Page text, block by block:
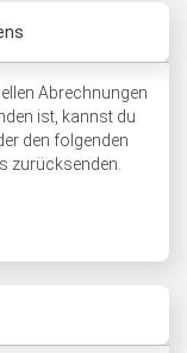
Abrechnungen
ist, kannst du
den folgenden
zurücksenden.